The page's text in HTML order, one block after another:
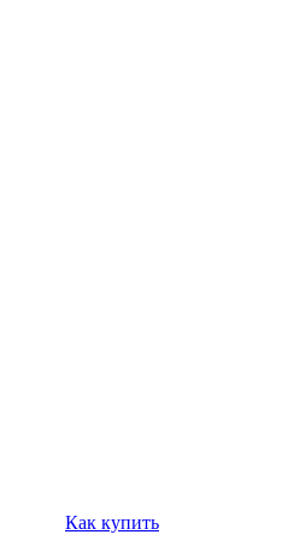
Как купить